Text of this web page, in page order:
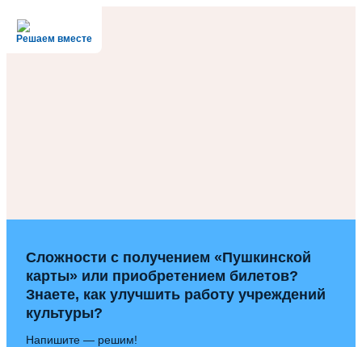
Решаем вместе
Сложности с получением «Пушкинской
карты» или приобретением билетов?
Знаете, как улучшить работу учреждений
культуры?
Напишите — решим!